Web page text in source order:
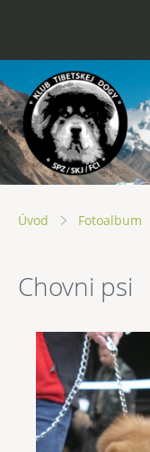
Úvod Fotoalbum
Chovni psi